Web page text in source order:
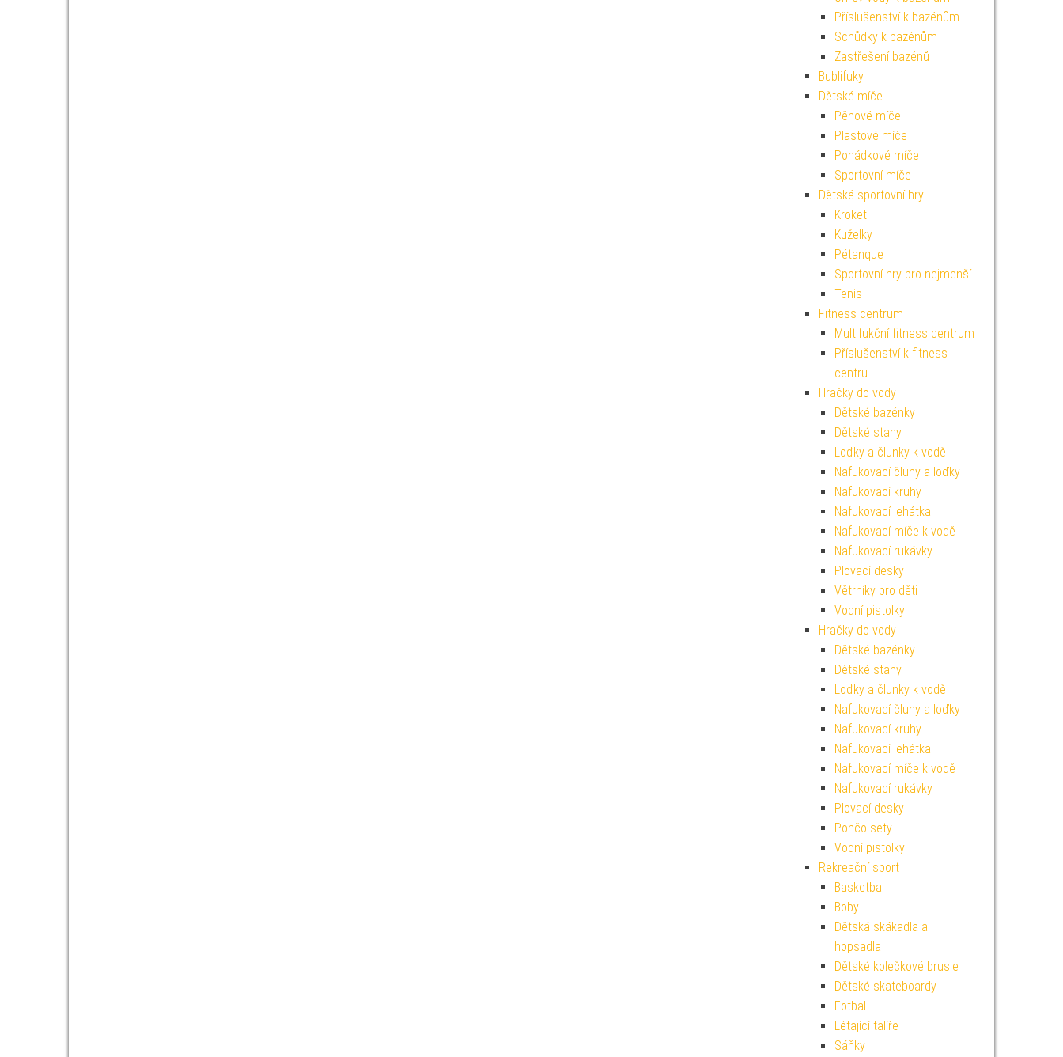
Příslušenství k bazénům
Schůdky k bazénům
Zastřešení bazénů
Bublifuky
Dětské míče
Pěnové míče
Plastové míče
Pohádkové míče
Sportovní míče
Dětské sportovní hry
Kroket
Kuželky
Pétanque
Sportovní hry pro nejmenší
Tenis
Fitness centrum
Multifukční fitness centrum
Příslušenství k fitness
centru
Hračky do vody
Dětské bazénky
Dětské stany
Loďky a člunky k vodě
Nafukovací čluny a loďky
Nafukovací kruhy
Nafukovací lehátka
Nafukovací míče k vodě
Nafukovací rukávky
Plovací desky
Větrníky pro děti
Vodní pistolky
Hračky do vody
Dětské bazénky
Dětské stany
Loďky a člunky k vodě
Nafukovací čluny a loďky
Nafukovací kruhy
Nafukovací lehátka
Nafukovací míče k vodě
Nafukovací rukávky
Plovací desky
Pončo sety
Vodní pistolky
Rekreační sport
Basketbal
Boby
Dětská skákadla a
hopsadla
Dětské kolečkové brusle
Dětské skateboardy
Fotbal
Létající talíře
Sáňky